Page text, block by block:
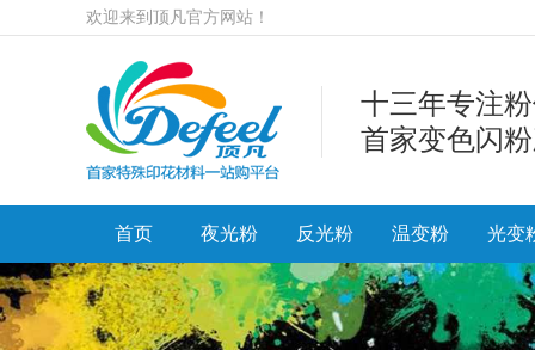
欢迎来到顶凡官方网站！
十三年专注
首家变色闪
首页 夜光粉 反光粉 温变粉 光变